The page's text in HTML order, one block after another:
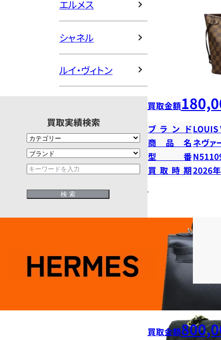
エルメス
シャネル
ルイ・ヴィトン
買取実績検索
買取金額
ブランドLOUIS
商品名 ネヴァ
型番
買取時期2026
買取金額